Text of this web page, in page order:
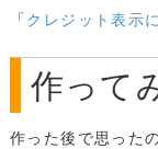
「 クレジット表示
作って
作った後で思った